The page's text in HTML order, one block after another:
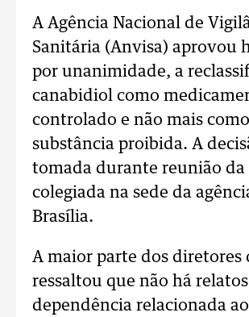
A Agência Nacional de
Sanitária (Anvisa) aprovou
por unanimidade, a
canabidiol como
controlado e não mais como
substância proibida. A
tomada durante reunião
colegiada na sede da
Brasília.
A maior parte dos diretores
ressaltou que não há
dependência relacionada